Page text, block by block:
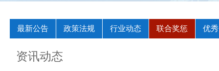
最新公告 政策法规 行业动态 联合奖惩 优
资讯动态